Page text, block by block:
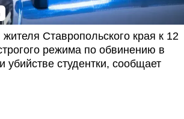
Ставропольского края к 12
режима по обвинению в
убийстве студентки, сообщает